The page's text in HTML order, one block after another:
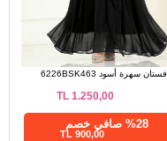
فستان سهرة أسود 6226BSK463
1.250,00
%28 صافي خصم
900,00 TL